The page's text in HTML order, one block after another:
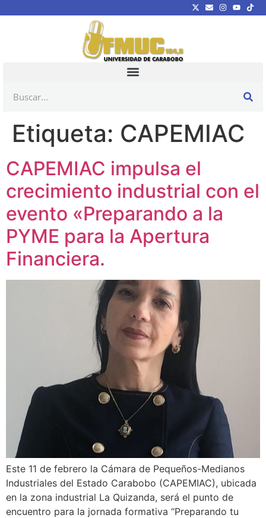
Etiqueta: CAPEMIAC
CAPEMIAC impulsa el
crecimiento industrial con el
evento «Preparando a la
PYME para la Apertura
Financiera.
Este 11 de febrero la Cámara de Pequeños-Medianos
Industriales del Estado Carabobo (CAPEMIAC), ubicada
en la zona industrial La Quizanda, será el punto de
encuentro para la jornada formativa “Preparando tu